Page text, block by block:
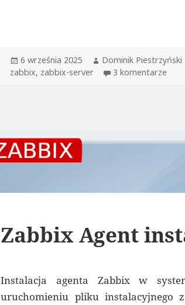
Data
publikacji
6 września 2025 Autor
Dominik Piestrzyński
zabbix, zabbix-server 3 komentarzedo
Zabbix Agent
Instalacja agenta Zabbix w
uruchomieniu pliku instalacyjnego